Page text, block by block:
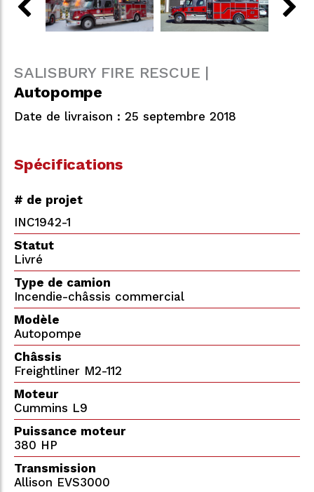
SALISBURY FIRE RESCUE |
Autopompe
Date de livraison : 25 septembre 2018
Spécifications
# de projet
INC1942-1
Statut
Livré
Type de camion
Incendie-châssis commercial
Modèle
Autopompe
Châssis
Freightliner M2-112
Moteur
Cummins L9
Puissance moteur
380 HP
Transmission
Allison EVS3000